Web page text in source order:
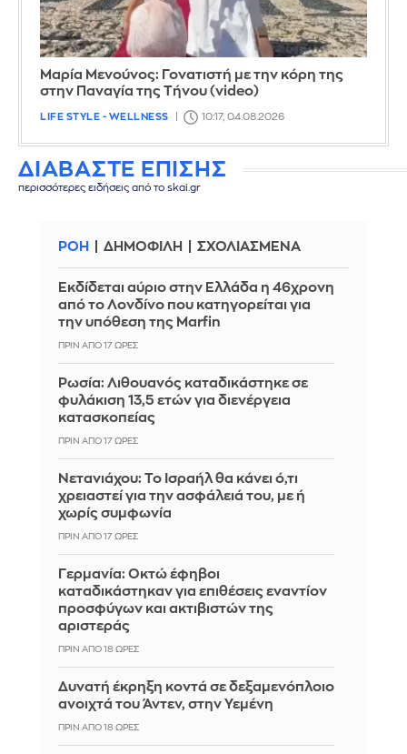
Μαρία Μενούνος: Γονατιστή με την κόρη της
στην Παναγία της Τήνου (video)
LIFE STYLE - WELLNESS 10:17, 04.08.2026
ΔΙΑΒΑΣΤΕ ΕΠΙΣΗΣ
περισσότερες ειδήσεις από το skai.gr
ΡΟΗ ΔΗΜΟΦΙΛΗ ΣΧΟΛΙΑΣΜΕΝΑ
Εκδίδεται αύριο στην Ελλάδα η 46χρονη
από το Λονδίνο που κατηγορείται για
την υπόθεση της Marfin
ΠΡΙΝ ΑΠΌ 17 ΏΡΕΣ
Ρωσία: Λιθουανός καταδικάστηκε σε
φυλάκιση 13,5 ετών για διενέργεια
κατασκοπείας
ΠΡΙΝ ΑΠΌ 17 ΏΡΕΣ
Νετανιάχου: Το Ισραήλ θα κάνει ό,τι
χρειαστεί για την ασφάλειά του, με ή
χωρίς συμφωνία
ΠΡΙΝ ΑΠΌ 17 ΏΡΕΣ
Γερμανία: Οκτώ έφηβοι
καταδικάστηκαν για επιθέσεις εναντίον
προσφύγων και ακτιβιστών της
αριστεράς
ΠΡΙΝ ΑΠΌ 18 ΏΡΕΣ
Δυνατή έκρηξη κοντά σε δεξαμενόπλοιο
ανοιχτά του Άντεν, στην Υεμένη
ΠΡΙΝ ΑΠΌ 18 ΏΡΕΣ